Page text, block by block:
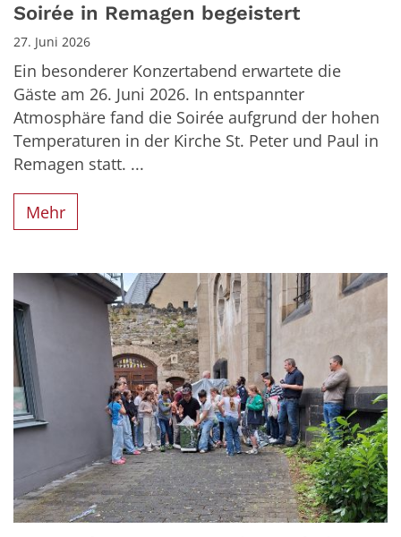
Soirée in Remagen begeistert
27. Juni 2026
Ein besonderer Konzertabend erwartete die
Gäste am 26. Juni 2026. In entspannter
Atmosphäre fand die Soirée aufgrund der hohen
Temperaturen in der Kirche St. Peter und Paul in
Remagen statt. ...
Mehr